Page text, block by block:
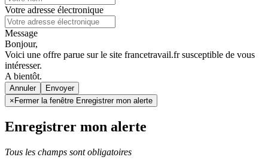
Votre adresse électronique
Message
Bonjour,
Voici une offre parue sur le site francetravail.fr susceptible de vous
intéresser.
A bientôt.
Annuler
× Fermer la fenêtre Enregistrer mon alerte
Enregistrer mon alerte
Tous les champs sont obligatoires